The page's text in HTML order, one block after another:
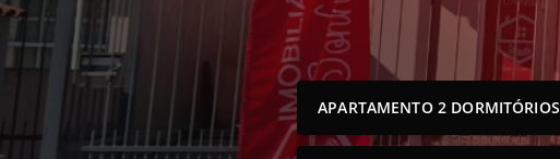
APARTAMENTO 2 DORMITÓRIOS